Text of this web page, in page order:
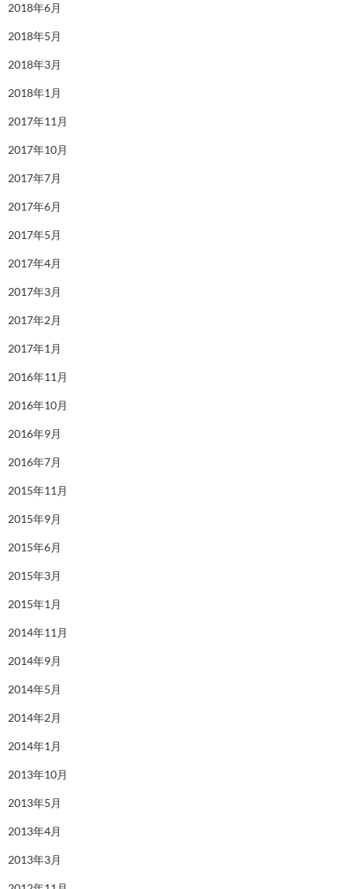
2018年6月
2018年5月
2018年3月
2018年1月
2017年11月
2017年10月
2017年7月
2017年6月
2017年5月
2017年4月
2017年3月
2017年2月
2017年1月
2016年11月
2016年10月
2016年9月
2016年7月
2015年11月
2015年9月
2015年6月
2015年3月
2015年1月
2014年11月
2014年9月
2014年5月
2014年2月
2014年1月
2013年10月
2013年5月
2013年4月
2013年3月